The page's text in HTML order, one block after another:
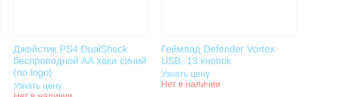
Джойстик PS4 DualShock
беспроводной AA хаки синий
(no logo)
Узнать цену
Геймпад Defender Vortex
USB, 13 кнопок
Узнать цену
Нет в наличии